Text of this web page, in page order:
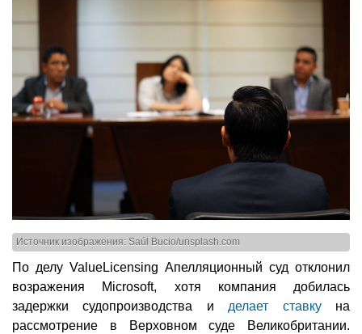
Источник изображения: Saúl Bucio/unsplash.com
По делу ValueLicensing Апелляционный суд отклонил
возражения Microsoft, хотя компания добилась
задержки судопроизводства и делает ставкуна
рассмотрение в Верховном суде Великобритании.